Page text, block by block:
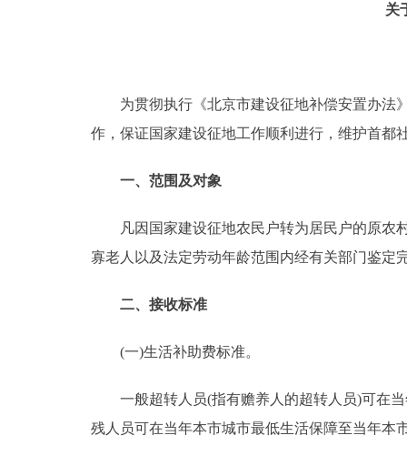
12345网上接诉即办
参与调查
走进北京
ENGLISH
关
为贯彻执行《北京市建设征地补偿安置办法》
作，保证国家建设征地工作顺利进行，维护首都
一、范围及对象
凡因国家建设征地农民户转为居民户的原农村
寡老人以及法定劳动年龄范围内经有关部门鉴定
二、接收标准
(一)生活补助费标准。
一般超转人员(指有赡养人的超转人员)可在当
残人员可在当年本市城市最低生活保障至当年本